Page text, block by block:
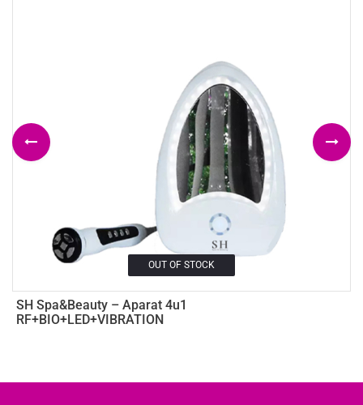
OUT OF STOCK
SH Spa&Beauty – Aparat 4u1
RF+BIO+LED+VIBRATION